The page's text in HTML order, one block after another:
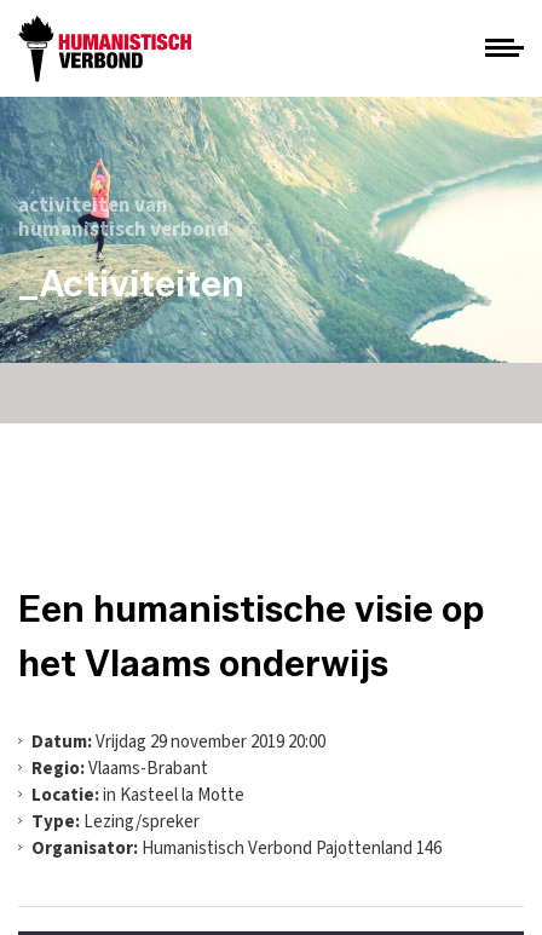
activiteiten van
humanistisch verbond
_Activiteiten
Een humanistische visie op
het Vlaams onderwijs
Datum:Vrijdag 29 november 2019 20:00
Regio:Vlaams-Brabant
Locatie:in Kasteel la Motte
Type:Lezing/spreker
Organisator:Humanistisch Verbond Pajottenland 146